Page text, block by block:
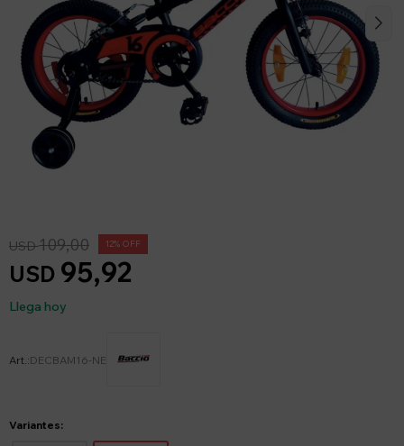
USD 95,92
USD109,00 12
Llega hoy
DECBAM16-NE
Variantes: